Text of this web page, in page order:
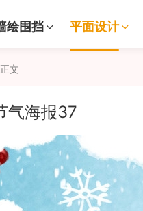
绘围挡 平面设计
正文
气海报37